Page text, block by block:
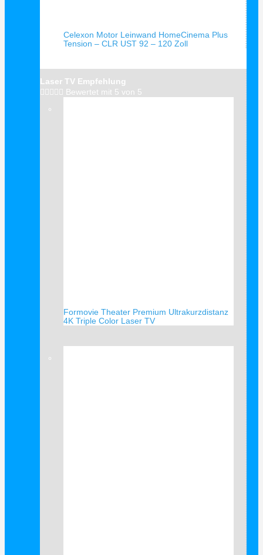
Celexon Motor Leinwand HomeCinema Plus
Tension – CLR UST 92 – 120 Zoll
Laser TV Empfehlung
     Bewertet mit 5 von 5
Formovie Theater Premium Ultrakurzdistanz
4K Triple Color Laser TV